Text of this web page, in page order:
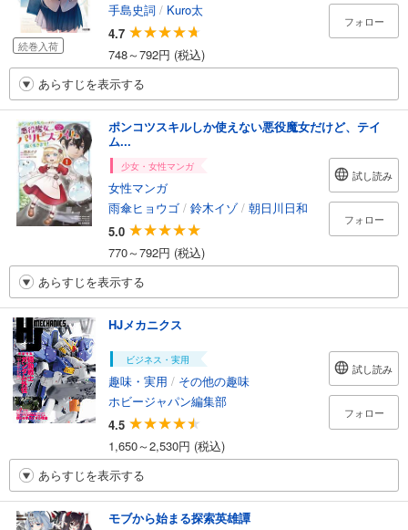
続巻入荷
手島史詞 / Kuro太
4.7
748～792円 (税込)
フォロー
あらすじを表示する
ポンコツスキルしか使えない悪役魔女だけど、テイ
ム...
少女・女性マンガ
女性マンガ
雨傘ヒョウゴ / 鈴木イゾ/ 朝日川日和
5.0
770～792円 (税込)
試し読み
フォロー
あらすじを表示する
HJメカニクス
ビジネス・実用
趣味・実用 / その他の趣味
ホビージャパン編集部
4.5
1,650～2,530円 (税込)
試し読み
フォロー
あらすじを表示する
モブから始まる探索英雄譚